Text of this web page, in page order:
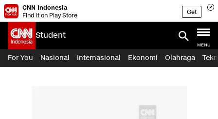
CNN Indonesia
Find it on Play Store
Get
Student
MENU
For You Nasional Internasional Ekonomi Olahraga